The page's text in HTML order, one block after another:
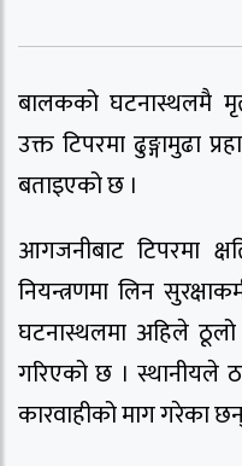
बालकको घटनास्थलमै
उक्त टिपरमा ढुङ्गामुढा
बताइएको छ ।
आगजनीबाट टिपरमा
नियन्त्रणमा लिन
घटनास्थलमा अहिले ठूलो
गरिएको छ । स्थानीयले
कारवाहीको माग गरेका